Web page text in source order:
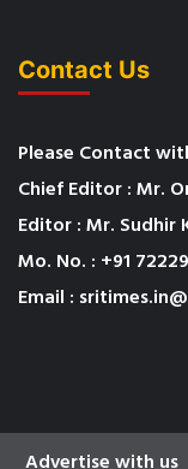
Contact Us
Please Contact
Chief Editor : Mr.
Editor : Mr. Sudhir
Mo. No. : +91
Email :